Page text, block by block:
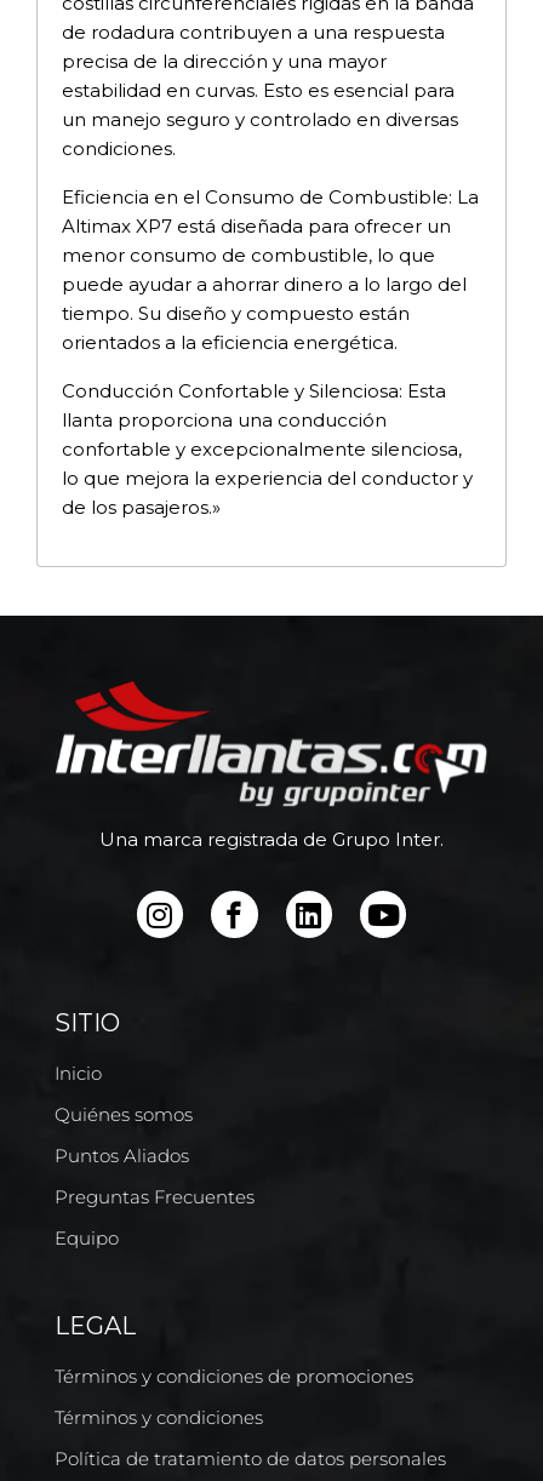
de rodadura contribuyen a una respuesta
precisa de la dirección y una mayor
estabilidad en curvas. Esto es esencial para
un manejo seguro y controlado en diversas
condiciones.
Eficiencia en el Consumo de Combustible: La
Altimax XP7 está diseñada para ofrecer un
menor consumo de combustible, lo que
puede ayudar a ahorrar dinero a lo largo del
tiempo. Su diseño y compuesto están
orientados a la eficiencia energética.
Conducción Confortable y Silenciosa: Esta
llanta proporciona una conducción
confortable y excepcionalmente silenciosa,
lo que mejora la experiencia del conductor y
de los pasajeros.»
Una marca registrada de Grupo Inter.
SITIO
Inicio
Quiénes somos
Puntos Aliados
Preguntas Frecuentes
Equipo
LEGAL
Términos y condiciones de promociones
Términos y condiciones
Política de tratamiento de datos personales